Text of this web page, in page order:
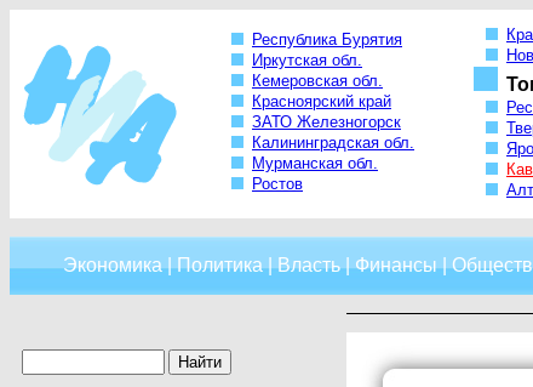
Республика Бурятия
Иркутская обл.
Кемеровская обл.
Красноярский край
ЗАТО Железногорск
Калининградская обл.
Мурманская обл.
Ростов
Экономика|Политика|Власть|Финансы|